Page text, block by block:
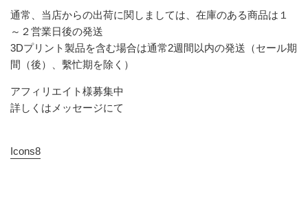
通常、当店からの出荷に関しましては、在庫のある商品は１
～２営業日後の発送
3Dプリント製品を含む場合は通常2週間以内の発送（セール期
間（後）、繫忙期を除く）
アフィリエイト様募集中
詳しくはメッセージにて
Icons8